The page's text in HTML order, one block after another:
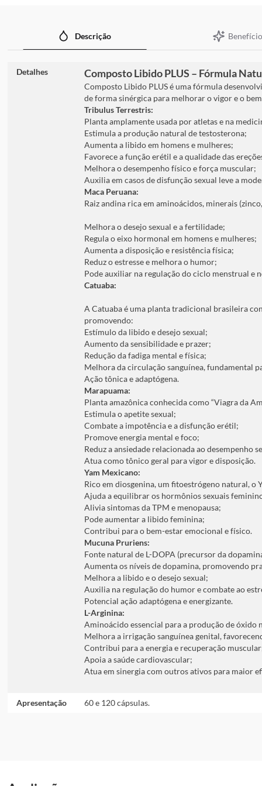
Descrição
Detalhes Composto Libido PLUS – Fórmula
Composto Libido PLUS é uma fórmula
de forma sinérgica para melhorar o vigor e o
Tribulus Terrestris:
Planta amplamente usada por atletas e na
Estimula a produção natural de testosterona;
Aumenta a libido em homens e mulheres;
Favorece a função erétil e a qualidade das
Melhora o desempenho físico e força muscular;
Auxilia em casos de disfunção sexual leve a
Maca Peruana:
Raiz andina rica em aminoácidos, minerais
Melhora o desejo sexual e a fertilidade;
Regula o eixo hormonal em homens e mulheres;
Aumenta a disposição e resistência física;
Reduz o estresse e melhora o humor;
Pode auxiliar na regulação do ciclo menstrual e
Catuaba:
A Catuaba é uma planta tradicional brasileira
promovendo:
Estímulo da libido e desejo sexual;
Aumento da sensibilidade e prazer;
Redução da fadiga mental e física;
Melhora da circulação sanguínea, fundamental
Ação tônica e adaptógena.
Marapuama:
Planta amazônica conhecida como “Viagra da
Estimula o apetite sexual;
Combate a impotência e a disfunção erétil;
Promove energia mental e foco;
Reduz a ansiedade relacionada ao desempenho
Atua como tônico geral para vigor e disposição.
Yam Mexicano:
Rico em diosgenina, um fitoestrógeno natural,
Ajuda a equilibrar os hormônios sexuais
Alivia sintomas da TPM e menopausa;
Pode aumentar a libido feminina;
Contribui para o bem-estar emocional e físico.
Mucuna Pruriens:
Fonte natural de L-DOPA (precursor da
Aumenta os níveis de dopamina, promovendo
Melhora a libido e o desejo sexual;
Auxilia na regulação do humor e combate ao
Potencial ação adaptógena e energizante.
L-Arginina:
Aminoácido essencial para a produção de óxido
Melhora a irrigação sanguínea genital,
Contribui para a energia e recuperação
Apoia a saúde cardiovascular;
Atua em sinergia com outros ativos para maior
Apresentação 60 e 120 cápsulas.